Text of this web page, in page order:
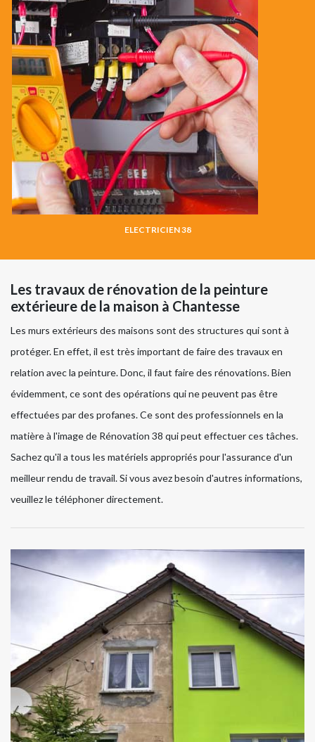
ELECTRICIEN 38
Les travaux de rénovation de la peinture
extérieure de la maison à Chantesse
Les murs extérieurs des maisons sont des structures qui sont à
protéger. En effet, il est très important de faire des travaux en
relation avec la peinture. Donc, il faut faire des rénovations. Bien
évidemment, ce sont des opérations qui ne peuvent pas être
effectuées par des profanes. Ce sont des professionnels en la
matière à l'image de Rénovation 38 qui peut effectuer ces tâches.
Sachez qu'il a tous les matériels appropriés pour l'assurance d'un
meilleur rendu de travail. Si vous avez besoin d'autres informations,
veuillez le téléphoner directement.